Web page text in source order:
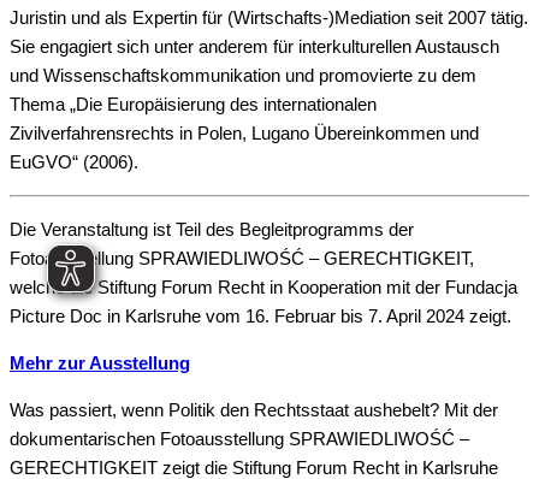
Juristin und als Expertin für (Wirtschafts-)Mediation seit 2007 tätig.
Sie engagiert sich unter anderem für interkulturellen Austausch
und Wissenschaftskommunikation und promovierte zu dem
Thema „Die Europäisierung des internationalen
Zivilverfahrensrechts in Polen, Lugano Übereinkommen und
EuGVO“ (2006).
Die Veranstaltung ist Teil des Begleitprogramms der
Fotoausstellung SPRAWIEDLIWOŚĆ – GERECHTIGKEIT,
welche die Stiftung Forum Recht in Kooperation mit der Fundacja
Picture Doc in Karlsruhe vom 16. Februar bis 7. April 2024 zeigt.
Mehr zur Ausstellung
Was passiert, wenn Politik den Rechtsstaat aushebelt? Mit der
dokumentarischen Fotoausstellung SPRAWIEDLIWOŚĆ –
GERECHTIGKEIT zeigt die Stiftung Forum Recht in Karlsruhe